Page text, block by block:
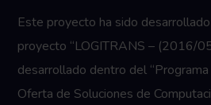
Este proyecto ha sido
proyecto “LOGITRANS – (2016/
desarrollado dentro del
Oferta de Soluciones de